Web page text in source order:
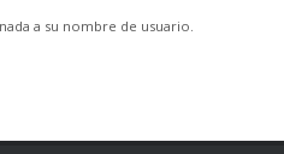
a su nombre de usuario.